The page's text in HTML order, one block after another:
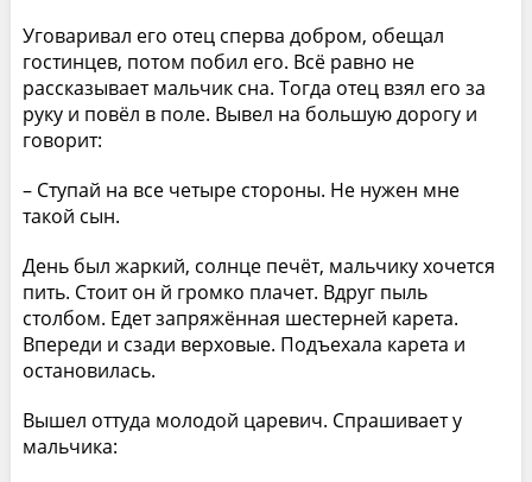
Уговаривал его отец сперва добром, обещал
гостинцев, потом побил его. Всё равно не
рассказывает мальчик сна. Тогда отец взял его за
руку и повёл в поле. Вывел на большую дорогу и
говорит:
– Ступай на все четыре стороны. Не нужен мне
такой сын.
День был жаркий, солнце печёт, мальчику хочется
пить. Стоит он й громко плачет. Вдруг пыль
столбом. Едет запряжённая шестерней карета.
Впереди и сзади верховые. Подъехала карета и
остановилась.
Вышел оттуда молодой царевич. Спрашивает у
мальчика: